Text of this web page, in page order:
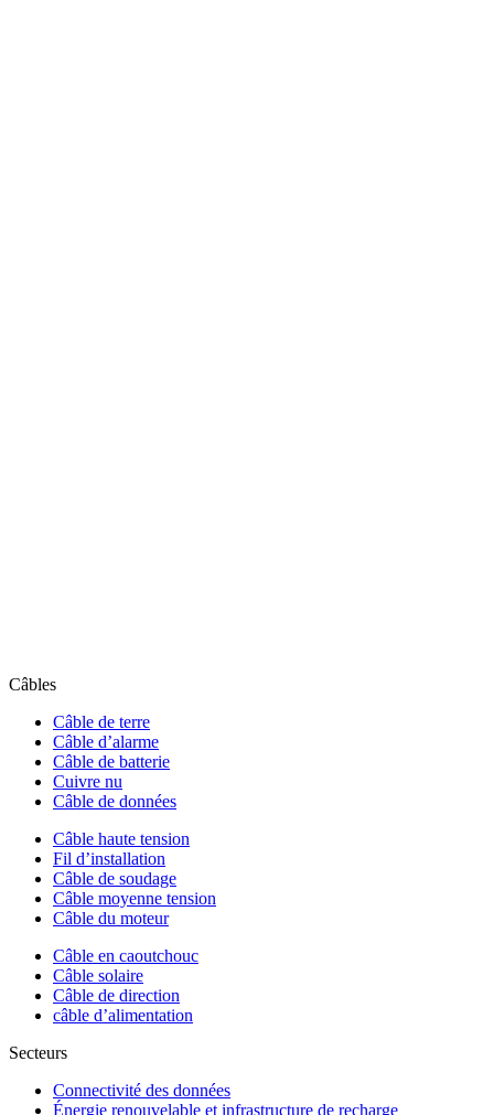
Câbles
Câble de terre
Câble d’alarme
Câble de batterie
Cuivre nu
Câble de données
Câble haute tension
Fil d’installation
Câble de soudage
Câble moyenne tension
Câble du moteur
Câble en caoutchouc
Câble solaire
Câble de direction
câble d’alimentation
Secteurs
Connectivité des données
Énergie renouvelable et infrastructure de recharge